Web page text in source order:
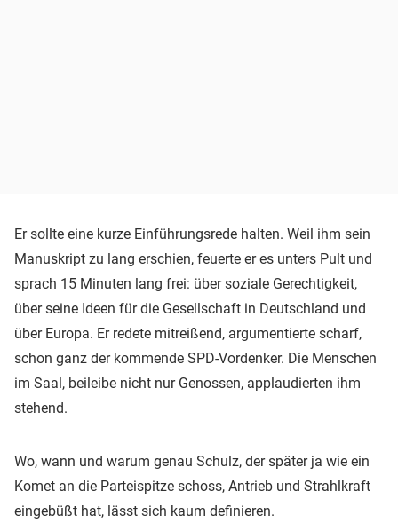
Er sollte eine kurze Einführungsrede halten. Weil ihm sein
Manuskript zu lang erschien, feuerte er es unters Pult und
sprach 15 Minuten lang frei: über soziale Gerechtigkeit,
über seine Ideen für die Gesellschaft in Deutschland und
über Europa. Er redete mitreißend, argumentierte scharf,
schon ganz der kommende SPD-Vordenker. Die Menschen
im Saal, beileibe nicht nur Genossen, applaudierten ihm
stehend.
Wo, wann und warum genau Schulz, der später ja wie ein
Komet an die Parteispitze schoss, Antrieb und Strahlkraft
eingebüßt hat, lässt sich kaum definieren.